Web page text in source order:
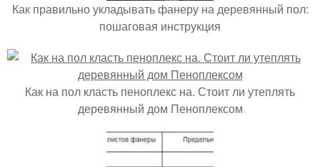
Как правильно укладывать фанеру на деревянный пол:
пошаговая инструкция
Как на пол класть пеноплекс на. Стоит ли утеплять
деревянный дом Пеноплексом